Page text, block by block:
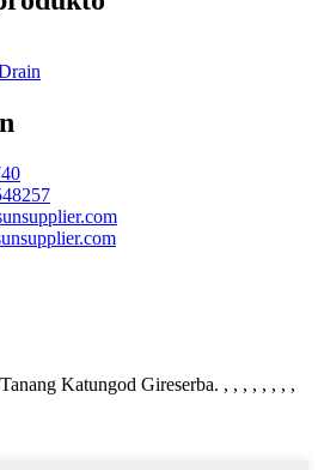
Katungod Gireserba. , , , , , , , ,